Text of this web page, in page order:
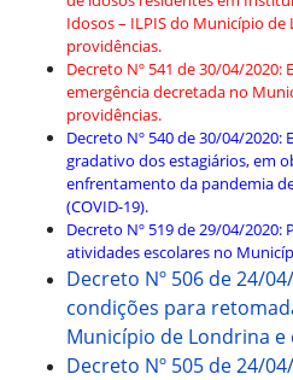
Idosos – ILPIS do Município
providências.
Decreto Nº 541 de 30/04/2020:
emergência decretada no
providências.
Decreto Nº 540 de 30/04/
gradativo dos estagiários, em
enfrentamento da pandemia
(COVID-19).
Decreto Nº 519 de 29/04/2020:
atividades escolares no
Decreto Nº 506 de 24/
condições para
Município de Londrina
Decreto Nº 505 de 24/